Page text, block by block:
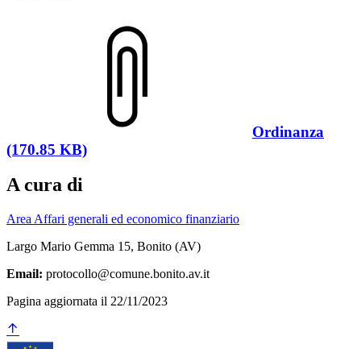
Ordinanza
(170.85 KB)
A cura di
Area Affari generali ed economico finanziario
Largo Mario Gemma 15, Bonito (AV)
Email: protocollo@comune.bonito.av.it
Pagina aggiornata il 22/11/2023